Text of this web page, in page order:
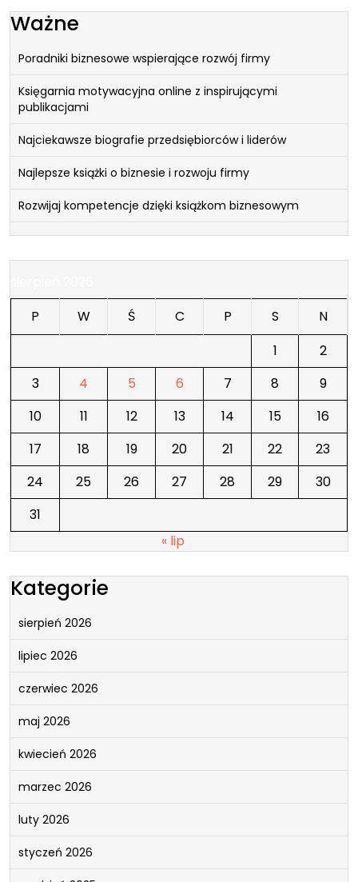
Ważne
Poradniki biznesowe wspierające rozwój firmy
Księgarnia motywacyjna online z inspirującymi
publikacjami
Najciekawsze biografie przedsiębiorców i liderów
Najlepsze książki o biznesie i rozwoju firmy
Rozwijaj kompetencje dzięki książkom biznesowym
P
W Ś C P S
N
1
2
3
4 5 6 7 8
9
10
11 12 13 14 15
16
17
18 19 20 21 22
23
24
25 26 27 28 29
30
31
« lip
Kategorie
sierpień 2026
lipiec 2026
czerwiec 2026
maj 2026
kwiecień 2026
marzec 2026
luty 2026
styczeń 2026